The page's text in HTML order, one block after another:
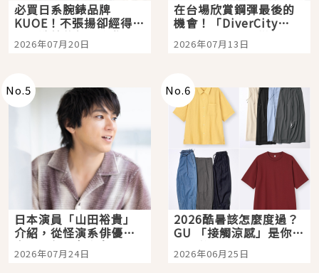
必買日系腕錶品牌
KUOE！不張揚卻經得起
時間洗鍊的經典之作五
選
2026年07月20日
在台場欣賞鋼彈最後的
機會！「DiverCity
Tokyo Plaza」搭船、
購物、美食及夜景，一
2026年07月13日
No.5
日本演員「山田裕貴」
介紹，從怪演系俳優走
向國民級日劇主角
2026年07月24日
No.6
2026酷暑該怎麼度過？
GU 「接觸涼感」是你的
夏日救星
2026年06月25日